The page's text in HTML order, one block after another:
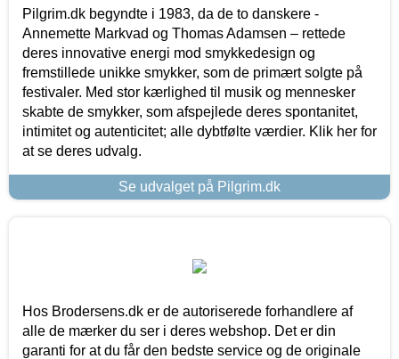
Pilgrim.dk begyndte i 1983, da de to danskere -
Annemette Markvad og Thomas Adamsen – rettede
deres innovative energi mod smykkedesign og
fremstillede unikke smykker, som de primært solgte på
festivaler. Med stor kærlighed til musik og mennesker
skabte de smykker, som afspejlede deres spontanitet,
intimitet og autenticitet; alle dybtfølte værdier. Klik her for
at se deres udvalg.
Se udvalget på Pilgrim.dk
Hos Brodersens.dk er de autoriserede forhandlere af
alle de mærker du ser i deres webshop. Det er din
garanti for at du får den bedste service og de originale